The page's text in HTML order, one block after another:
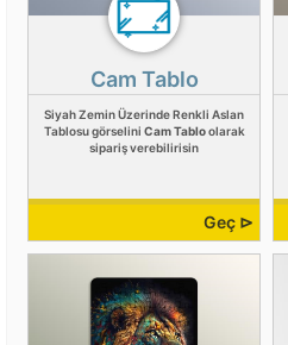
Cam Tablo
Siyah Zemin Üzerinde Renkli Aslan
Tablosu görselini Cam Tabloolarak
sipariş verebilirisin
Geç ⊳